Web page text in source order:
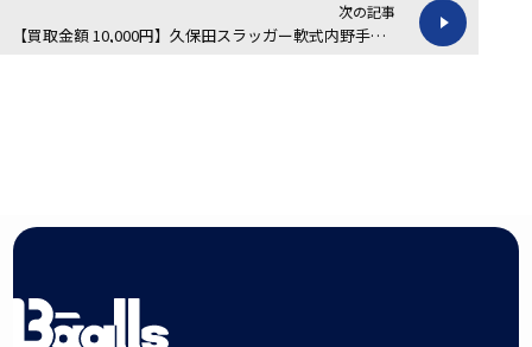
次の記事
【買取金額 10,000円】久保田スラッガー軟式内野手用グローブの買取実績